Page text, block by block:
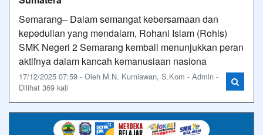
Semarang– Dalam semangat kebersamaan dan
kepedulian yang mendalam, Rohani Islam (Rohis)
SMK Negeri 2 Semarang kembali menunjukkan peran
aktifnya dalam kancah kemanusiaan nasiona
17/12/2025 07:59 - Oleh M.N. Kurniawan, S.Kom - Admin -
Dilihat 369 kali